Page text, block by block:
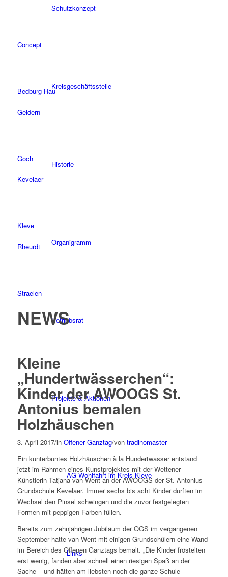
Schutzkonzept
Kreisgeschäftsstelle
Historie
Organigramm
Betriebsrat
Projekte & Aktionen
AG Wohlfahrt im Kreis Kleve
Links
Concept
Bedburg-Hau
Geldern
Goch
Kevelaer
Kleve
Rheurdt
Straelen
NEWS
Kleine
„Hundertwässerchen“:
Kinder der AWOOGS St.
Antonius bemalen
Holzhäuschen
3. April 2017/in Offener Ganztag/von tradinomaster
Ein kunterbuntes Holzhäuschen à la Hundertwasser entstand
jetzt im Rahmen eines Kunstprojektes mit der Wettener
Künstlerin Tatjana van Went an der AWOOGS der St. Antonius
Grundschule Kevelaer. Immer sechs bis acht Kinder durften im
Wechsel den Pinsel schwingen und die zuvor festgelegten
Formen mit peppigen Farben füllen.
Bereits zum zehnjährigen Jubiläum der OGS im vergangenen
September hatte van Went mit einigen Grundschülern eine Wand
im Bereich des Offenen Ganztags bemalt. „Die Kinder fröstelten
erst wenig, fanden aber schnell einen riesigen Spaß an der
Sache – und hätten am liebsten noch die ganze Schule